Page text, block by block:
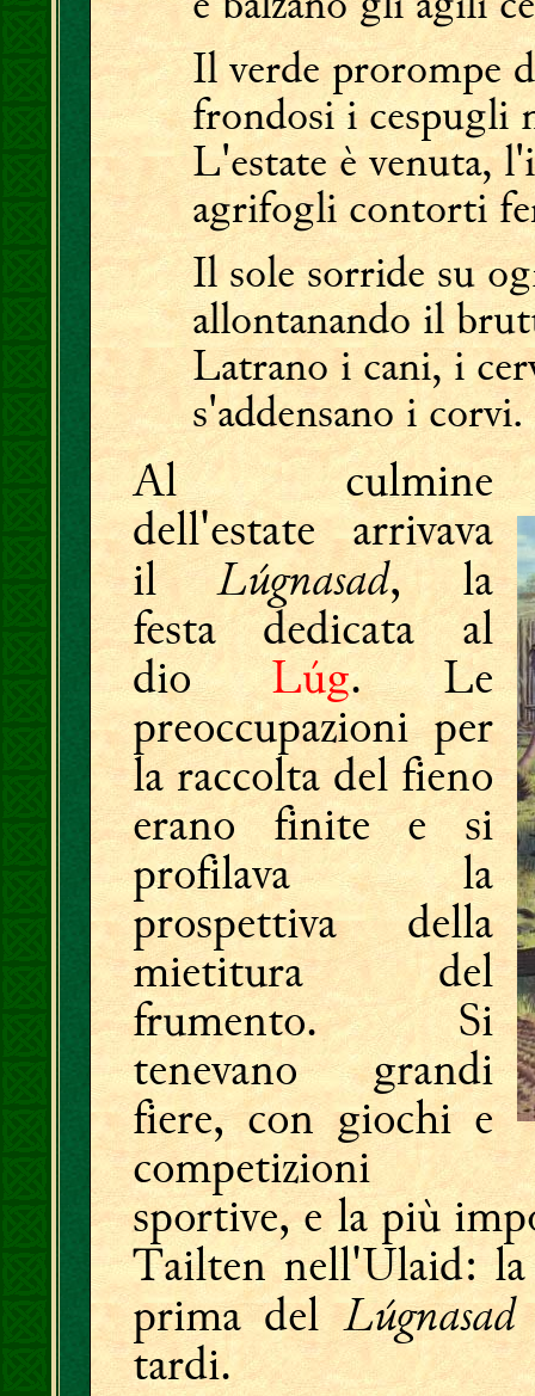
Il verde prorompe
frondosi i cespugli
L'estate è venuta,
agrifogli contorti
Il sole sorride su
allontanando il
Latrano i cani, i
s'addensano i
Al culmine
dell'estate arrivava
ilLúgnasad, la
festa dedicata al
dioLúg. Le
preoccupazioni per
la raccolta del fieno
erano finite e si
profilava la
prospettiva della
mietitura del
frumento. Si
tenevano grandi
fiere, con giochi e
competizioni
sportive, e la più
Tailten nell'Ulaid: la
prima delLúgnasad
tardi.